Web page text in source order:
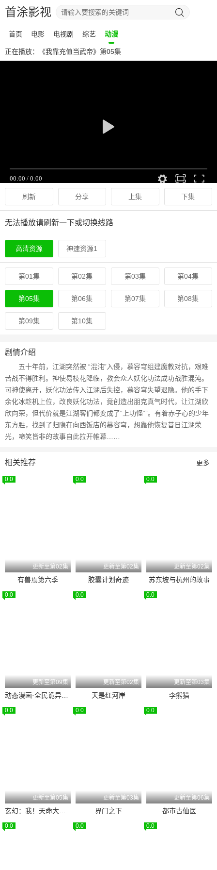
首涂影视
首页 电影 电视剧 综艺 动漫
正在播放：《我靠充值当武帝》第05集
刷新 分享 上集 下集
无法播放请刷新一下或切换线路
高清资源 神速资源1
第01集 第02集 第03集 第04集
第05集 第06集 第07集 第08集
第09集 第10集
剧情介绍
五十年前，江湖突然被 “混沌”入侵，慕容穹组建魔教对抗，艰难
苦战不得胜利。神使易枝花降临，教会众人妖化功法成功战胜混沌。
可神使离开，妖化功法传入江湖后失控，慕容穹失望退隐。他的手下
余化冰趁机上位，改良妖化功法，竟创造出朋克真气时代，让江湖欣
欣向荣，但代价就是江湖客们都变成了“上功怪“”。有着赤子心的少年
东方胜，找到了归隐在向西饭店的慕容穹，想靠他恢复昔日江湖荣
光，啼笑皆非的故事自此拉开帷幕……
相关推荐 更多
0.0
更新至第02集
有兽焉第六季
0.0
更新至第02集
胶囊计划奇迹
0.0
更新至第02集
苏东坡与杭州的故事
0.0
更新至第09集
0.0
更新至第02集
天是红河岸
0.0
更新至第03集
李熊猫
0.0
更新至第05集
0.0
更新至第03集
界门之下
0.0
更新至第06集
都市古仙医
0.0 0.0 0.0